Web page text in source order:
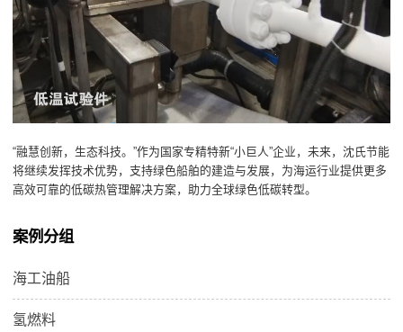
“融慧创新，生态科技。”作为国家专精特新“小巨人”企业，未来，沈氏节能
将继续发挥技术优势，支持绿色船舶的建造与发展，为海运行业提供更多
高效可靠的低碳热管理解决方案，助力全球绿色低碳转型。
案例分组
海工油船
氢燃料